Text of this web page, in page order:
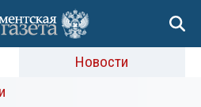
Новости